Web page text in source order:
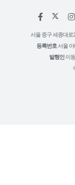
페
스
북
서울 중구 세종대로
등록번호 서울 아
발행인 이